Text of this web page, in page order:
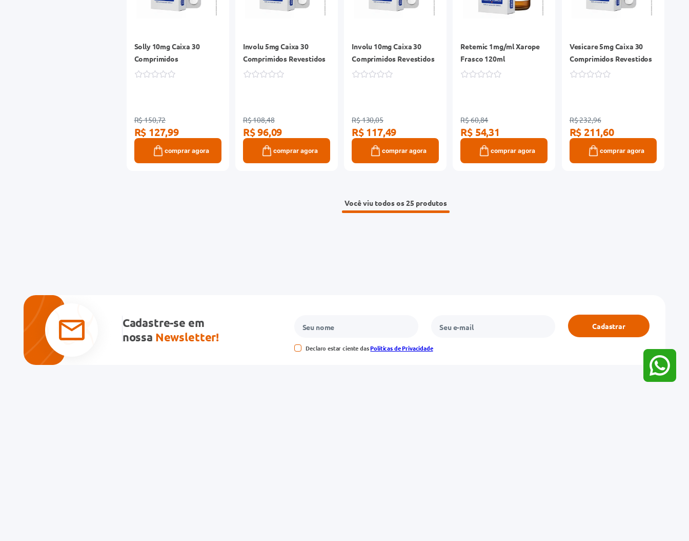
Solly 10mg Caixa 30
Comprimidos
R$ 150,72
R$ 127,99
comprar agora
Involu 5mg Caixa 30
Comprimidos Revestidos
R$ 108,48
R$ 96,09
comprar agora
Involu 10mg Caixa 30
Comprimidos Revestidos
R$ 130,05
R$ 117,49
comprar agora
Retemic 1mg/ml Xarope
Frasco 120ml
R$ 60,84
R$ 54,31
comprar agora
Vesicare 5mg Caixa 30
Comprimidos Revestidos
R$ 232,96
R$ 211,60
comprar agora
Você viu todos os 25
Cadastre-se em
nossa Newsletter!
Declaro estar ciente dasPolíticas de Privacidade
Cadastrar